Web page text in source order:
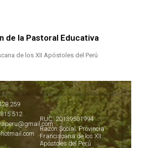
de la Pastoral Educativa
de los XII Apóstoles del Perú
259
512
RUC: 20139501994
Razón Social: Provincia
Franciscana de los XII
Apóstoles del Perú